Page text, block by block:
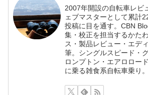
2007年開設の自転車レビ
ェブマスターとして累計
投稿に目を通す。CBN
集・校正を担当するかた
ス・製品レビュー・エデ
筆。シングルスピード・
ロンプトン・エアロロー
に乗る雑食系自転車乗り。